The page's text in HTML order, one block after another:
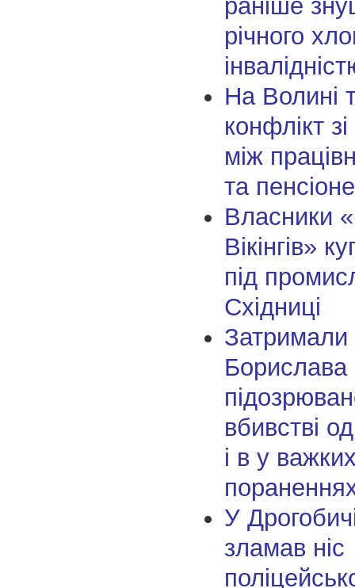
раніше
річного
На Волині
конфлікт
між
та
Власники
Вікінгів»
під
Східниці
Борислава
вбивстві
і в у
У
зламав ніс